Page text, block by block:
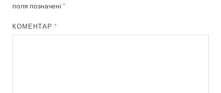
поля позначені *
КОМЕНТАР *